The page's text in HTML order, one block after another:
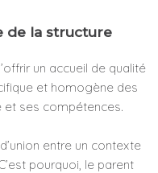
de la structure
un accueil de qualité
et homogène des
ses compétences.
entre un contexte
pourquoi, le parent